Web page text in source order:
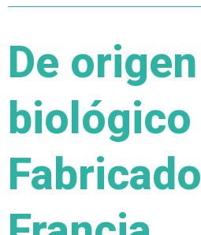
De origen
biológico